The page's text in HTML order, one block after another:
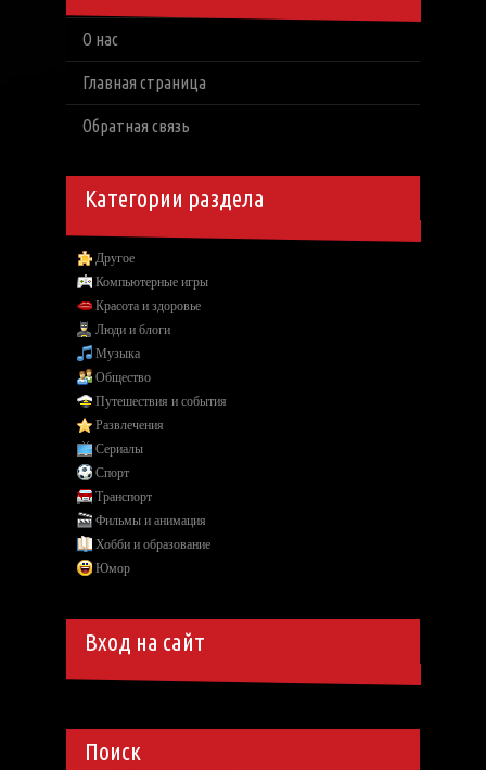
О нас
Главная страница
Обратная связь
Категории раздела
Другое
Компьютерные игры
Красота и здоровье
Люди и блоги
Музыка
Общество
Путешествия и события
Развлечения
Сериалы
Спорт
Транспорт
Фильмы и анимация
Хобби и образование
Юмор
Вход на сайт
Поиск